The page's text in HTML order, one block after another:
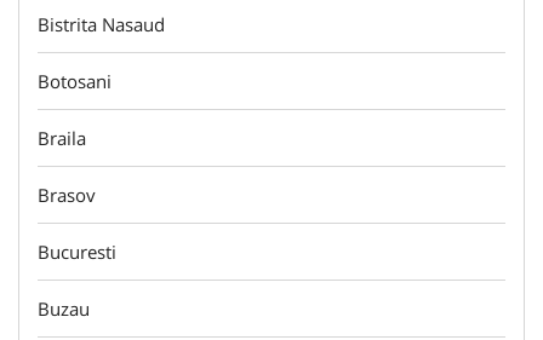
Bistrita Nasaud
Botosani
Braila
Brasov
Bucuresti
Buzau